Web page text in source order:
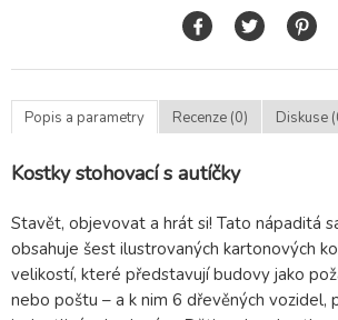
Popis a parametry Recenze (0) Diskuse
Kostky stohovací s autíčky
Stavět, objevovat a hrát si! Tato nápaditá
obsahuje šest ilustrovaných kartonových
velikostí, které představují budovy jako
nebo poštu – a k nim 6 dřevěných vozidel,